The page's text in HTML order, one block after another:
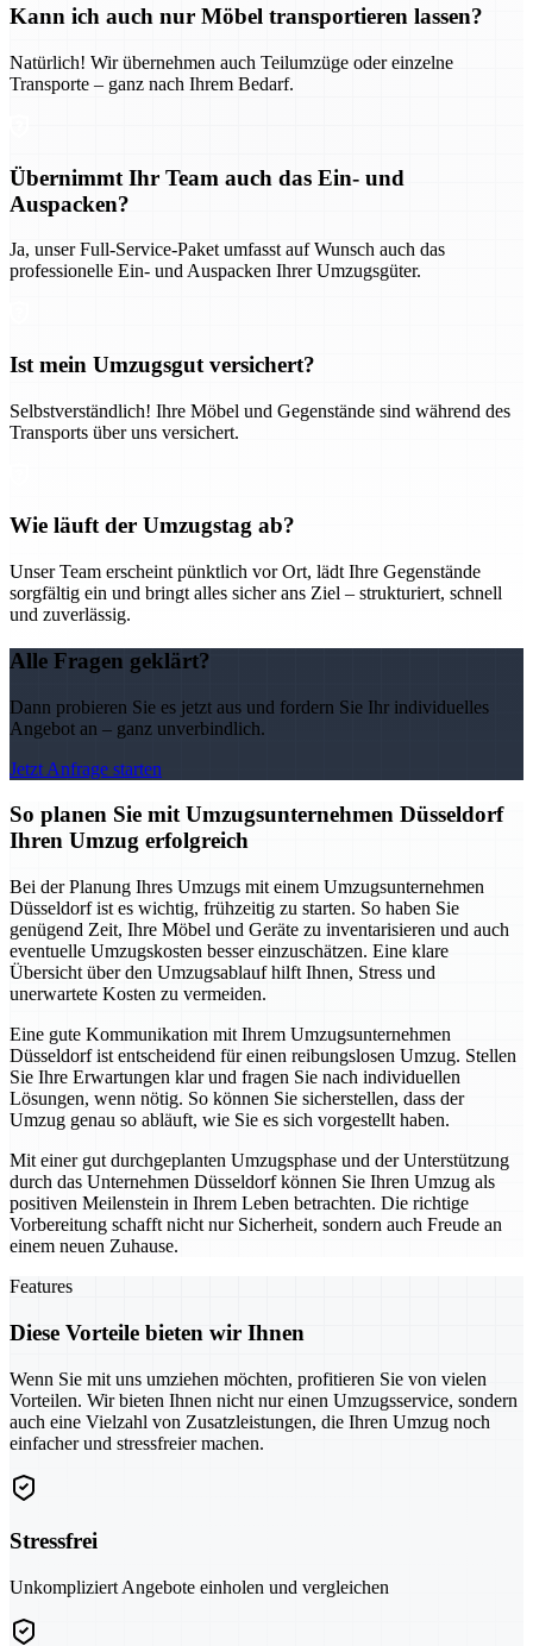
Kann ich auch nur Möbel transportieren lassen?
Natürlich! Wir übernehmen auch Teilumzüge oder einzelne
Transporte – ganz nach Ihrem Bedarf.
Übernimmt Ihr Team auch das Ein- und
Auspacken?
Ja, unser Full-Service-Paket umfasst auf Wunsch auch das
professionelle Ein- und Auspacken Ihrer Umzugsgüter.
Ist mein Umzugsgut versichert?
Selbstverständlich! Ihre Möbel und Gegenstände sind während des
Transports über uns versichert.
Wie läuft der Umzugstag ab?
Unser Team erscheint pünktlich vor Ort, lädt Ihre Gegenstände
sorgfältig ein und bringt alles sicher ans Ziel – strukturiert, schnell
und zuverlässig.
Alle Fragen geklärt?
Dann probieren Sie es jetzt aus und fordern Sie Ihr individuelles
Angebot an – ganz unverbindlich.
Jetzt Anfrage starten
So planen Sie mit Umzugsunternehmen Düsseldorf
Ihren Umzug erfolgreich
Bei der Planung Ihres Umzugs mit einem Umzugsunternehmen
Düsseldorf ist es wichtig, frühzeitig zu starten. So haben Sie
genügend Zeit, Ihre Möbel und Geräte zu inventarisieren und auch
eventuelle Umzugskosten besser einzuschätzen. Eine klare
Übersicht über den Umzugsablauf hilft Ihnen, Stress und
unerwartete Kosten zu vermeiden.
Eine gute Kommunikation mit Ihrem Umzugsunternehmen
Düsseldorf ist entscheidend für einen reibungslosen Umzug. Stellen
Sie Ihre Erwartungen klar und fragen Sie nach individuellen
Lösungen, wenn nötig. So können Sie sicherstellen, dass der
Umzug genau so abläuft, wie Sie es sich vorgestellt haben.
Mit einer gut durchgeplanten Umzugsphase und der Unterstützung
durch das Unternehmen Düsseldorf können Sie Ihren Umzug als
positiven Meilenstein in Ihrem Leben betrachten. Die richtige
Vorbereitung schafft nicht nur Sicherheit, sondern auch Freude an
einem neuen Zuhause.
Features
Diese Vorteile bieten wir Ihnen
Wenn Sie mit uns umziehen möchten, profitieren Sie von vielen
Vorteilen. Wir bieten Ihnen nicht nur einen Umzugsservice, sondern
auch eine Vielzahl von Zusatzleistungen, die Ihren Umzug noch
einfacher und stressfreier machen.
Stressfrei
Unkompliziert Angebote einholen und vergleichen